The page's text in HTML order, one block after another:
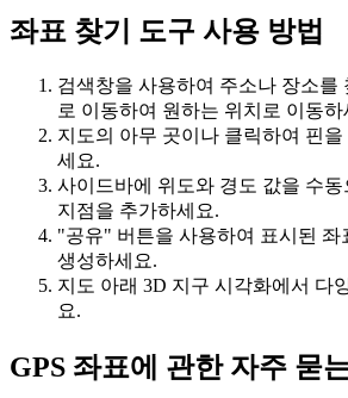
좌표 찾기 도구 사용 방법
검색창을 사용하여 주소나 장소를
로 이동하여 원하는 위치로 이동하
지도의 아무 곳이나 클릭하여 핀
세요.
사이드바에 위도와 경도 값을 수
지점을 추가하세요.
"공유" 버튼을 사용하여 표시된 좌
생성하세요.
지도 아래 3D 지구 시각화에서 다
요.
GPS 좌표에 관한 자주 묻